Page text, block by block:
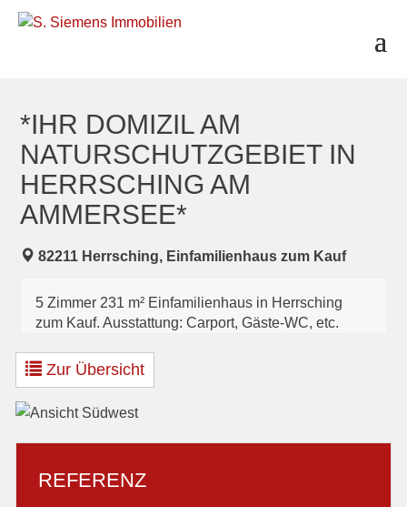
*IHR DOMIZIL AM
NATURSCHUTZGEBIET IN
HERRSCHING AM
AMMERSEE*
82211 Herrsching, Einfamilienhaus zum Kauf
5 Zimmer 231 m² Einfamilienhaus in Herrsching
zum Kauf. Ausstattung: Carport, Gäste-WC, etc.
Zur Übersicht
REFERENZ